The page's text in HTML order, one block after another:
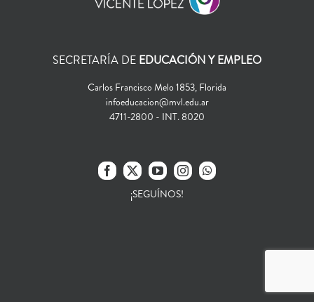
SECRETARÍA DE EDUCACIÓN Y EMPLEO
Carlos Francisco Melo 1853, Florida
infoeducacion@mvl.edu.ar
4711-2800 - INT. 8020
¡SEGUÍNOS!